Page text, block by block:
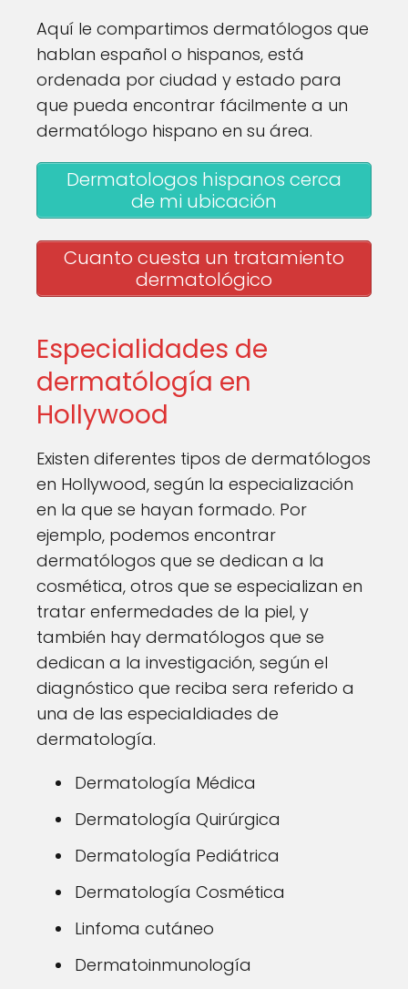
Aquí le compartimos dermatólogos que
hablan español o hispanos, está
ordenada por ciudad y estado para
que pueda encontrar fácilmente a un
dermatólogo hispano en su área.
Dermatologos hispanos cerca
de mi ubicación
Cuanto cuesta un tratamiento
dermatológico
Especialidades de
dermatólogía en
Hollywood
Existen diferentes tipos de dermatólogos
en Hollywood, según la especialización
en la que se hayan formado. Por
ejemplo, podemos encontrar
dermatólogos que se dedican a la
cosmética, otros que se especializan en
tratar enfermedades de la piel, y
también hay dermatólogos que se
dedican a la investigación, según el
diagnóstico que reciba sera referido a
una de las especialdiades de
dermatología.
Dermatología Médica
Dermatología Quirúrgica
Dermatología Pediátrica
Dermatología Cosmética
Linfoma cutáneo
Dermatoinmunología